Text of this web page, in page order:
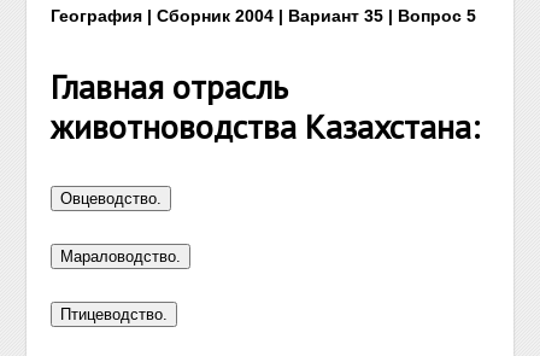
География | Сборник 2004 | Вариант 35 | Вопрос 5
Главная отрасль
животноводства Казахстана: